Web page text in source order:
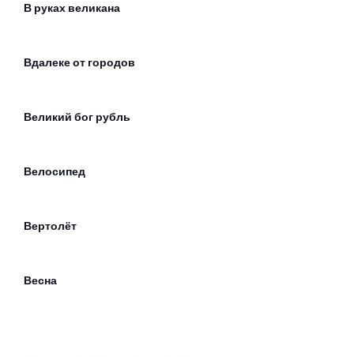
В руках великана
Вдалеке от городов
Великий бог рубль
Велосипед
Вертолёт
Весна